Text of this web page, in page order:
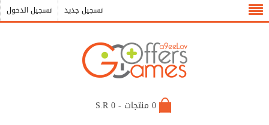
تسجيل الدخول تسجيل جديد
0 منتجات - S.R 0